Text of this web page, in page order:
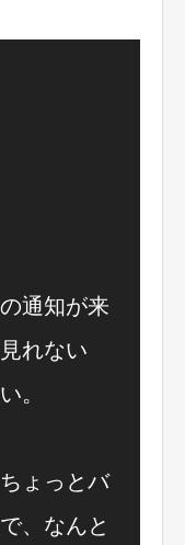
通知が来
れない
。
ょっとバ
、なんと